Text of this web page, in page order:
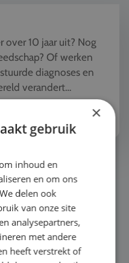
over 10 jaar uit? Nog
Of werken
diagnoses en
verandert
×
gebruik
inhoud en
en om ons
delen ook
van onze site
analysepartners,
met andere
heeft verstrekt of